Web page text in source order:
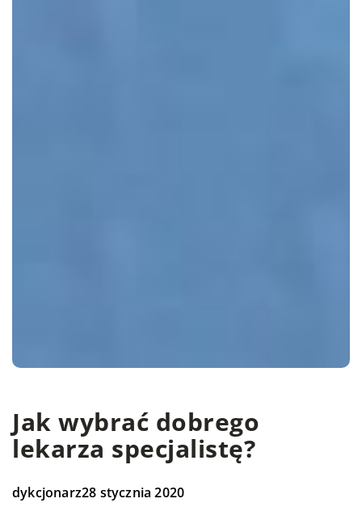
Jak wybrać dobrego
lekarza specjalistę?
dykcjonarz28 stycznia 2020